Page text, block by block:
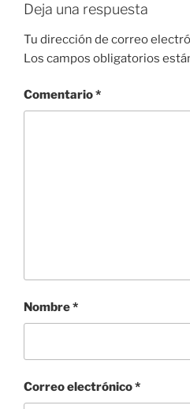
Deja una respuesta
Tu dirección de correo
Los campos obligatorios
Comentario*
Nombre*
Correo electrónico*